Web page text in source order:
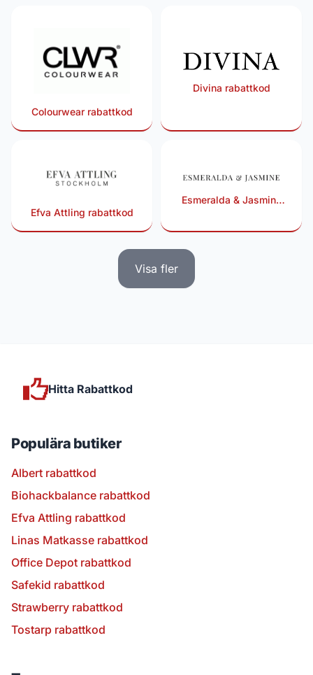
Colourwear rabattkod
Divina rabattkod
Efva Attling rabattkod
Esmeralda & Jasmine
Visa fler
Hitta Rabattkod
Populära butiker
Albert rabattkod
Biohackbalance rabattkod
Efva Attling rabattkod
Linas Matkasse rabattkod
Office Depot rabattkod
Safekid rabattkod
Strawberry rabattkod
Tostarp rabattkod